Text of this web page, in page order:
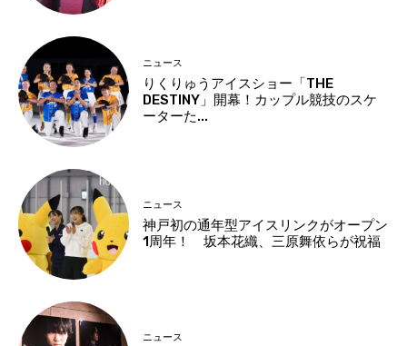
ニュース
りくりゅうアイスショー「THE
DESTINY」開幕！カップル競技のスケ
ーターた...
ニュース
神戸初の通年型アイスリンクがオープン
1周年！ 坂本花織、三原舞依らが祝福
ニュース